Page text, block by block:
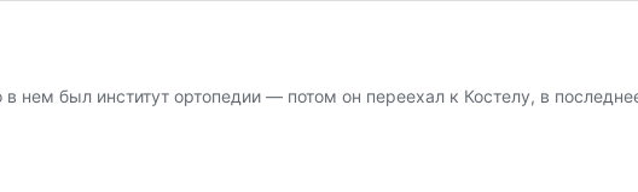
нем был институт ортопедии — потом он переехал к Костелу, в